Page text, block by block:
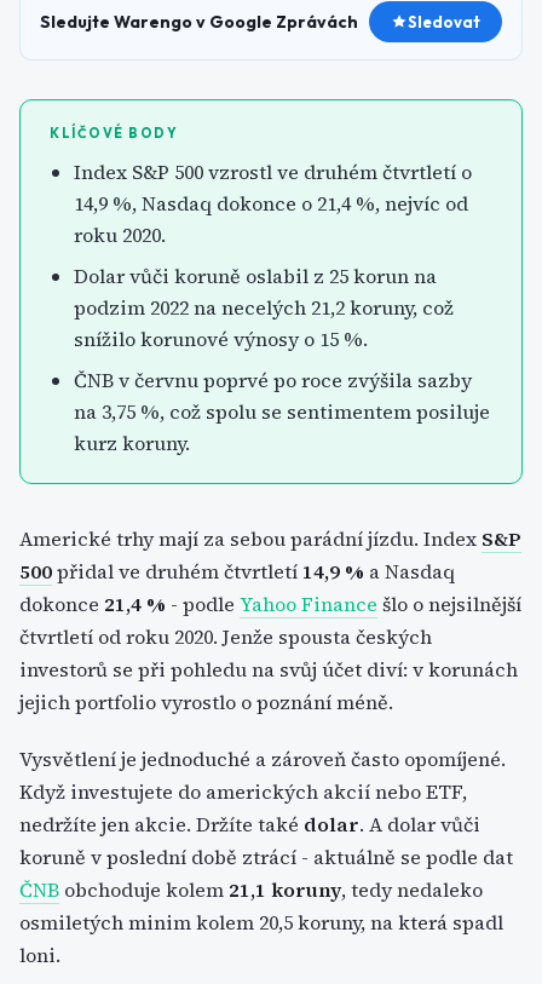
Sledujte Warengo v Google Zprávách Sledovat
KLÍČOVÉ BODY
Index S&P 500 vzrostl ve druhém čtvrtletí o
14,9 %, Nasdaq dokonce o 21,4 %, nejvíc od
roku 2020.
Dolar vůči koruně oslabil z 25 korun na
podzim 2022 na necelých 21,2 koruny, což
snížilo korunové výnosy o 15 %.
ČNB v červnu poprvé po roce zvýšila sazby
na 3,75 %, což spolu se sentimentem posiluje
kurz koruny.
Americké trhy mají za sebou parádní jízdu. Index S&P
500přidal ve druhém čtvrtletí 14,9 % a Nasdaq
dokonce 21,4 % - podle Yahoo Finance šlo o nejsilnější
čtvrtletí od roku 2020. Jenže spousta českých
investorů se při pohledu na svůj účet diví: v korunách
jejich portfolio vyrostlo o poznání méně.
Vysvětlení je jednoduché a zároveň často opomíjené.
Když investujete do amerických akcií nebo ETF,
nedržíte jen akcie. Držíte také dolar. A dolar vůči
koruně v poslední době ztrácí - aktuálně se podle dat
ČNB obchoduje kolem 21,1 koruny, tedy nedaleko
osmiletých minim kolem 20,5 koruny, na která spadl
loni.